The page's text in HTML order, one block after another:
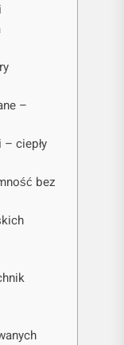
–
ciepły
bez